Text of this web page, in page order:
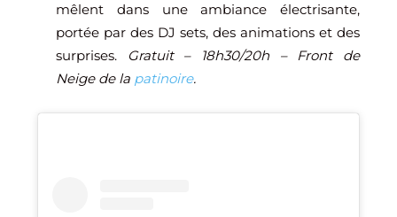
mêlent dans une ambiance électrisante,
portée par des DJ sets, des animations et des
surprises. Gratuit – 18h30/20h – Front de
Neige de la patinoire.